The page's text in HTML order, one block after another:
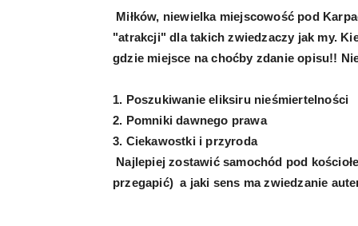
Miłków, niewielka miejscowość pod
"atrakcji" dla takich zwiedzaczy jak my.
gdzie miejsce na choćby zdanie opisu!!
1. Poszukiwanie eliksiru nieśmiertelności
2. Pomniki dawnego prawa
3. Ciekawostki i przyroda
Najlepiej zostawić samochód pod
przegapić) a jaki sens ma zwiedzanie